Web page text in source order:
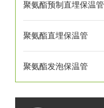
聚氨酯预制直埋保温管
聚氨酯直埋保温管
聚氨酯发泡保温管